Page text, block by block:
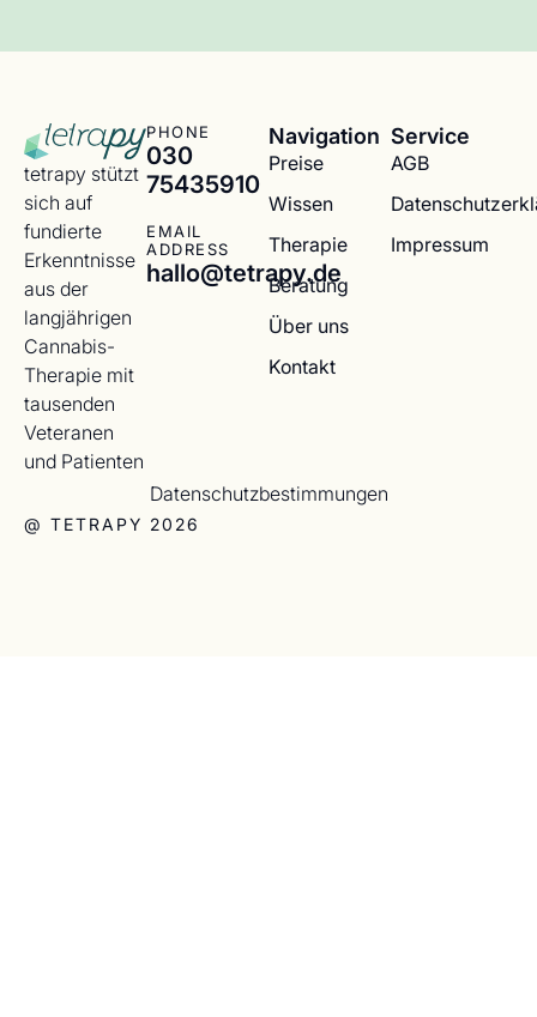
tetrapy stützt
sich auf
fundierte
Erkenntnisse
aus der
langjährigen
Cannabis-
Therapie mit
tausenden
Veteranen
und Patienten
PHONE
030
75435910
EMAIL
ADDRESS
hallo@tetrapy.de
Navigation
Preise
Wissen
Therapie
Beratung
Über uns
Kontakt
Service
AGB
Impressum
@ TETRAPY 2026
Datenschutzbestimmungen